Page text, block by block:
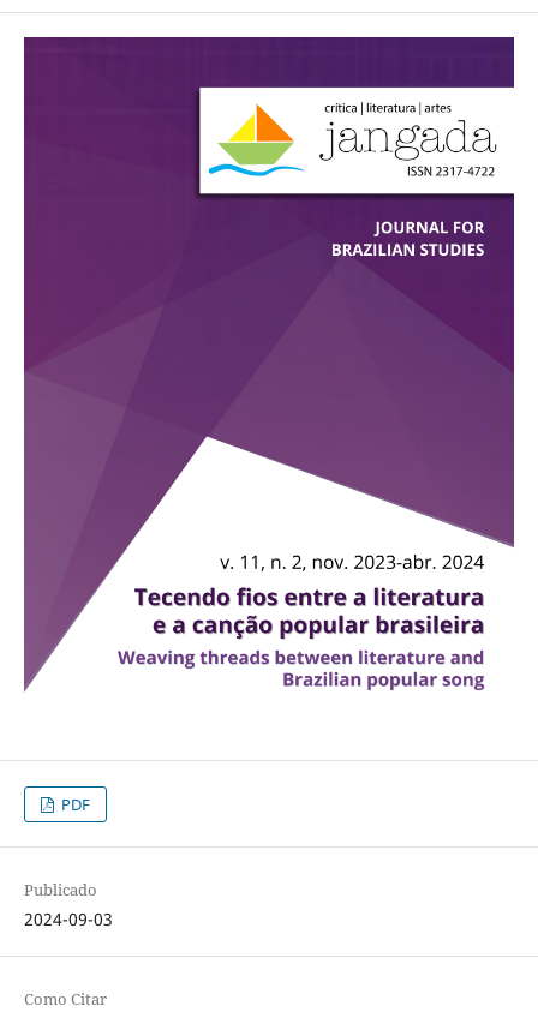
PDF
Publicado
2024-09-03
Como Citar